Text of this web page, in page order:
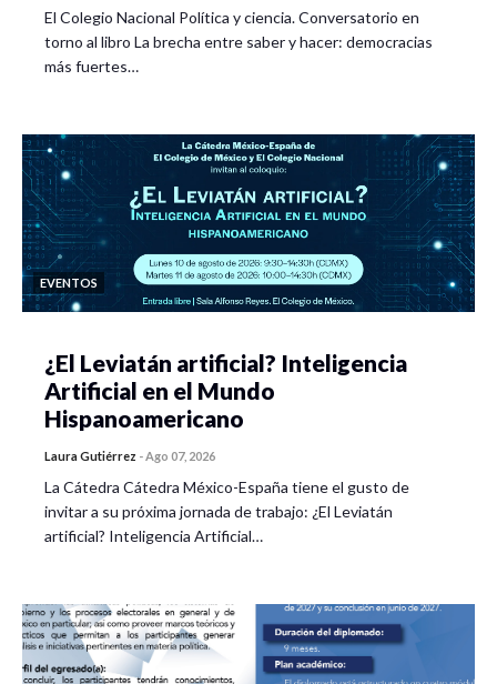
El Colegio Nacional Política y ciencia. Conversatorio en
torno al libro La brecha entre saber y hacer: democracias
más fuertes…
EVENTOS
¿El Leviatán artificial? Inteligencia
Artificial en el Mundo
Hispanoamericano
Laura Gutiérrez -Ago 07, 2026
La Cátedra Cátedra México-España tiene el gusto de
invitar a su próxima jornada de trabajo: ¿El Leviatán
artificial? Inteligencia Artificial…